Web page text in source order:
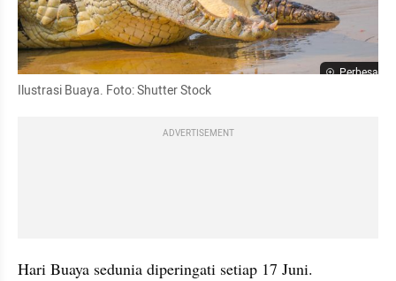
Perbesar
Ilustrasi Buaya. Foto: Shutter Stock
ADVERTISEMENT
Hari Buaya sedunia diperingati setiap 17 Juni.